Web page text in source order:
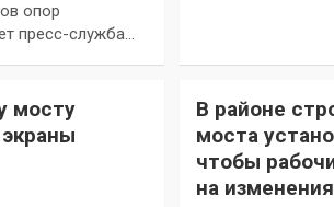
опор
пресс-служба…
мосту
В районе
моста
чтобы
на